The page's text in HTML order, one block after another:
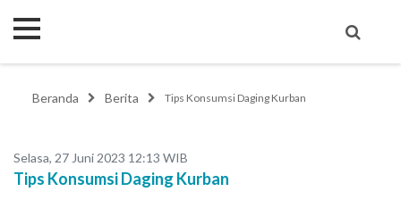
Beranda Berita Tips Konsumsi Daging Kurban
Selasa, 27 Juni 2023 12:13 WIB
Tips Konsumsi Daging Kurban